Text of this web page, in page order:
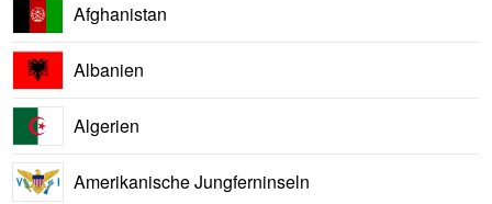
Afghanistan
Albanien
Algerien
Amerikanische Jungferninseln